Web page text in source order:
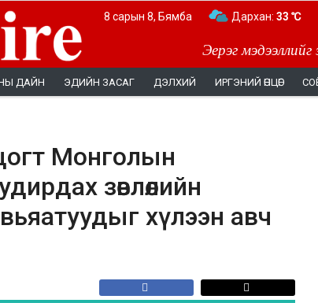
Эерэг
8 сарын 8, Бямба Дархан: 33 ℃
ДАЙН ЭДИЙН ЗАСАГ ДЭЛХИЙ ИРГЭНИЙ ӨНЦӨГ
Монголын
зөвлөлийн
хүлээн авч